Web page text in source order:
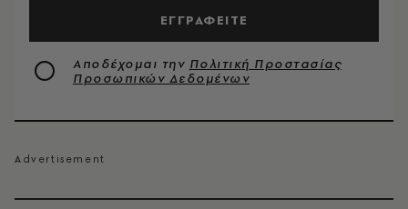
ΕΓΓΡΑΦΕΙΤΕ
Αποδέχομαι την Πολιτική Προστασίας
Προσωπικών Δεδομένων